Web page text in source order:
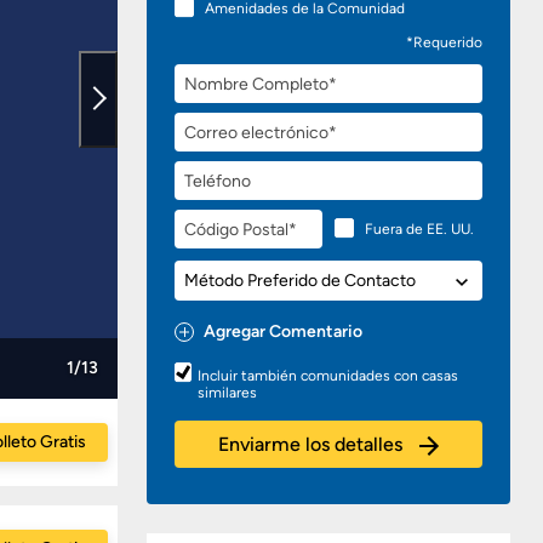
Amenidades de la Comunidad
*Requerido
Nombre
Completo
Correo
electrónico
Teléfono
Código
Postal
Fuera de EE. UU.
Método
Preferido
de
Contacto
Agregar Comentario
Preguntas
o
Comentarios
Incluir también comunidades con casas
similares
Enviarme los detalles
1/13
Gratis